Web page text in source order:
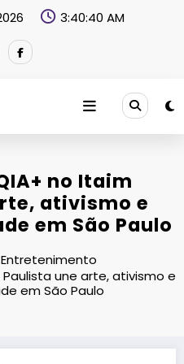
3:40:41 AM
no Itaim
ativismo e
em São Paulo
Entretenimento
Paulista une arte, ativismo e
em São Paulo